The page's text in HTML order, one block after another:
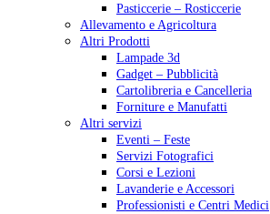
Pasticcerie – Rosticcerie
Allevamento e Agricoltura
Altri Prodotti
Lampade 3d
Gadget – Pubblicità
Cartolibreria e Cancelleria
Forniture e Manufatti
Altri servizi
Eventi – Feste
Servizi Fotografici
Corsi e Lezioni
Lavanderie e Accessori
Professionisti e Centri Medici